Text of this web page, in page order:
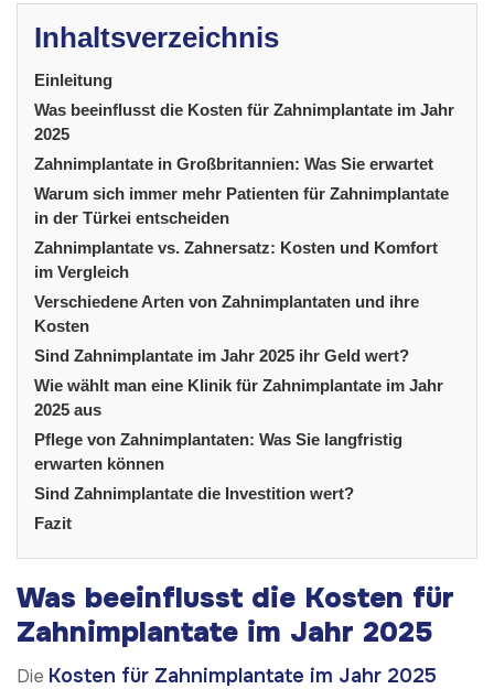
Inhaltsverzeichnis
Einleitung
Was beeinflusst die Kosten für Zahnimplantate im Jahr
2025
Zahnimplantate in Großbritannien: Was Sie erwartet
Warum sich immer mehr Patienten für Zahnimplantate
in der Türkei entscheiden
Zahnimplantate vs. Zahnersatz: Kosten und Komfort
im Vergleich
Verschiedene Arten von Zahnimplantaten und ihre
Kosten
Sind Zahnimplantate im Jahr 2025 ihr Geld wert?
Wie wählt man eine Klinik für Zahnimplantate im Jahr
2025 aus
Pflege von Zahnimplantaten: Was Sie langfristig
erwarten können
Sind Zahnimplantate die Investition wert?
Fazit
Was beeinflusst die Kosten für
Zahnimplantate im Jahr 2025
Die Kosten für Zahnimplantate im Jahr 2025